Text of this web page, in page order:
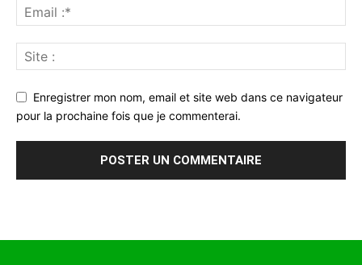
Enregistrer mon nom, email et site web dans ce navigateur
pour la prochaine fois que je commenterai.